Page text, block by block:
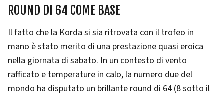
ROUND DI 64 COME BASE
Il fatto che la Korda si sia ritrovata con il trofeo in
mano è stato merito di una prestazione quasi eroica
nella giornata di sabato. In un contesto di vento
rafficato e temperature in calo, la numero due del
mondo ha disputato un brillante round di 64 (8 sotto il